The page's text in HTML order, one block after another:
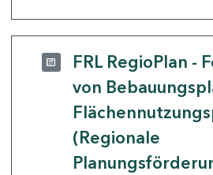
FRL RegioPlan -
von
(Regionale